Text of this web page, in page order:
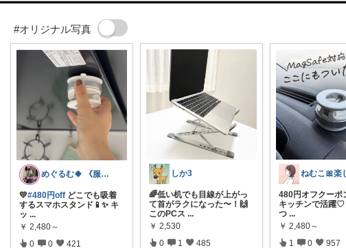
#オリジナル写真
めぐるむ🍀 《服と暮らし》朝コレ
💛#480円off どこでも吸着
するスマホスタンド📱✨ キ
ッ ...
￥ 2,480～
0 0 421
しか3
🌈低い机でも目線が上がっ
て首がラクになった〜！🙌
このPCス ...
￥ 2,530
0 1 485
480円オフクーポ
キッチンで活躍♡
つ ...
￥ 2,480～
1 0 957